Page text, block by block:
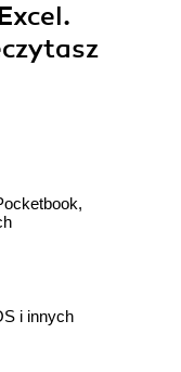
i innych